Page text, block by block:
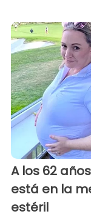
A los 62
está en la
estéril